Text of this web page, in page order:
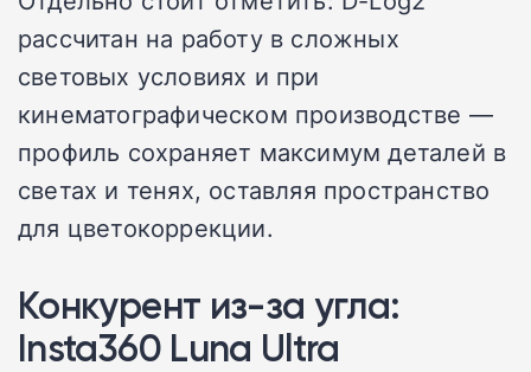
рассчитан на работу в сложных
световых условиях и при
кинематографическом производстве —
профиль сохраняет максимум деталей в
светах и тенях, оставляя пространство
для цветокоррекции.
Конкурент из-за угла:
Insta360 Luna Ultra